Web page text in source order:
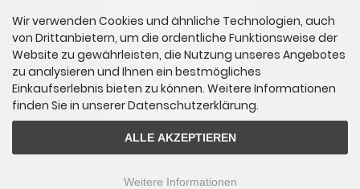
Leider wurde die Lieferung
Gesamt: 284
Wir verwenden Cookies und ähnliche Technologien, auch
von Drittanbietern, um die ordentliche Funktionsweise der
Website zu gewährleisten, die Nutzung unseres Angebotes
zu analysieren und Ihnen ein bestmögliches
Einkaufserlebnis bieten zu können. Weitere Informationen
finden Sie in unserer Datenschutzerklärung.
ALLE AKZEPTIEREN
Weitere Informationen